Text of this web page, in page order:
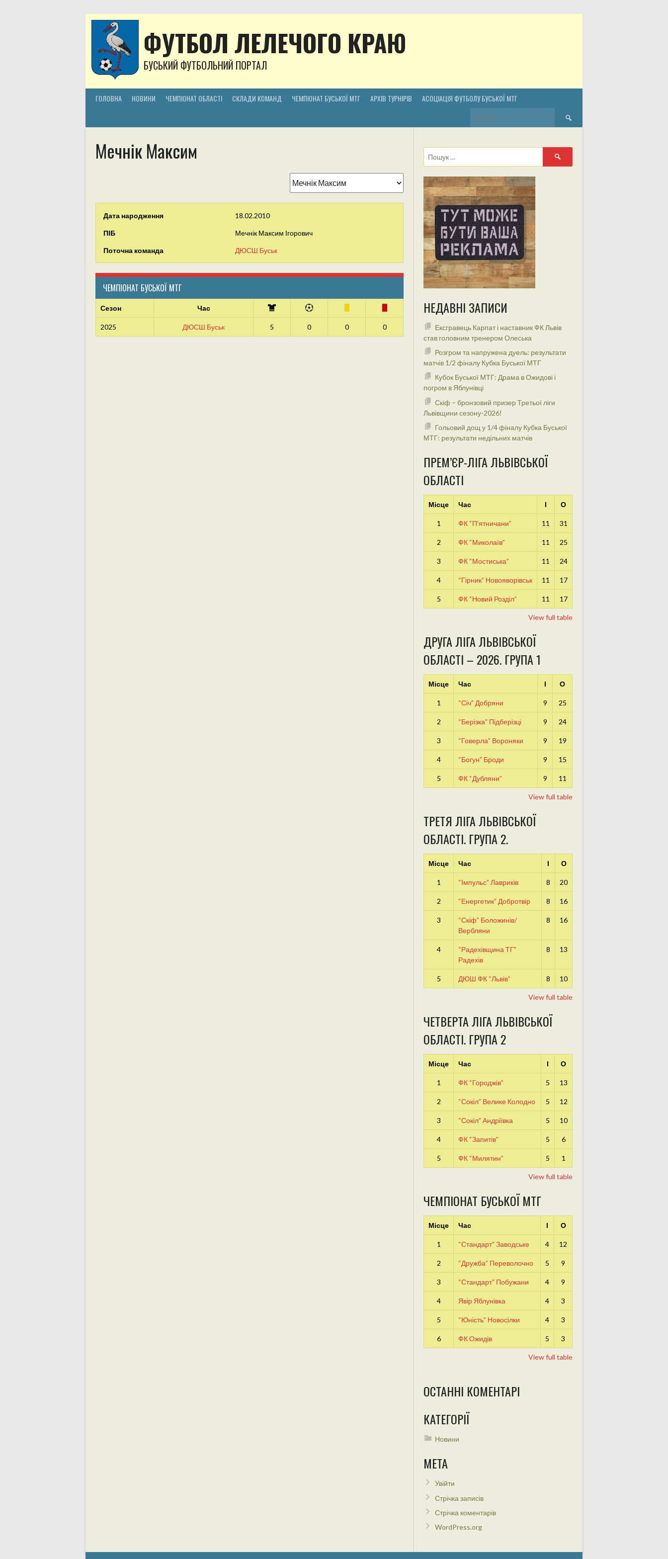
ФУТБОЛ ЛЕЛЕЧОГО КРАЮ
БУСЬКИЙ ФУТБОЛЬНИЙ ПОРТАЛ
ГОЛОВНА НОВИНИ ЧЕМПІОНАТ ОБЛАСТІ СКЛАДИ КОМАНД ЧЕМПІОНАТ БУСЬКОЇ МТГ АРХІВ ТУРНІРІВ АСОЦІАЦІЯ ФУТБОЛУ БУСЬКОЇ МТГ
Пошук:
Мечнік Максим
Дата народження 18.02.2010
ПІБ Мечнік Максим Ігорович
Поточна команда ДЮСШ Буськ
ЧЕМПІОНАТ БУСЬКОЇ МТГ
Сезон Час
2025 ДЮСШ Буськ 5 0 0 0
Пошук:
НЕДАВНІ ЗАПИСИ
Ексгравець Карпат і наставник ФК Львів
став головним тренером Олеська
Розгром та напружена дуель: результати
матчів 1/2 фіналу Кубка Буської МТГ
Кубок Буської МТГ: Драма в Ожидові і
погром в Яблунівці
Скіф – бронзовий призер Третьої ліги
Львівщини сезону-2026!
Гольовий дощ у 1/4 фіналу Кубка Буської
МТГ: результати недільних матчів
ПРЕМ’ЄР-ЛІГА ЛЬВІВСЬКОЇ
ОБЛАСТІ
Місце Час І О
1 ФК “П’ятничани” 11 31
2 ФК “Миколаїв” 11 25
3 ФК “Мостиська” 11 24
4 “Гірник” Новояворівськ 11 17
5 ФК “Новий Розділ” 11 17
View full table
ДРУГА ЛІГА ЛЬВІВСЬКОЇ
ОБЛАСТІ – 2026. ГРУПА 1
Місце Час І О
1 “Січ” Добряни 9 25
2 “Берізка” Підберізці 9 24
3 “Говерла” Вороняки 9 19
4 “Богун” Броди 9 15
5 ФК “Дубляни” 9 11
View full table
ТРЕТЯ ЛІГА ЛЬВІВСЬКОЇ
ОБЛАСТІ. ГРУПА 2.
Місце Час І О
1 “Імпульс” Лавриків 8 20
2 “Енергетик” Добротвір 8 16
3
“Скіф” Боложинів/
Вербляни
8 16
4
“Радехівщина ТГ”
Радехів
8 13
5 ДЮШ ФК “Львів” 8 10
View full table
ЧЕТВЕРТА ЛІГА ЛЬВІВСЬКОЇ
ОБЛАСТІ. ГРУПА 2
Місце Час І О
1 ФК “Городжів” 5 13
2 “Сокіл” Велике Колодно 5 12
3 “Сокіл” Андріївка 5 10
4 ФК “Запитів” 5 6
5 ФК “Милятин” 5 1
View full table
ЧЕМПІОНАТ БУСЬКОЇ МТГ
Місце Час І О
1 “Стандарт” Заводське 4 12
2 “Дружба” Переволочно 5 9
3 “Стандарт” Побужани 4 9
4 Явір Яблунівка 4 3
5 “Юність” Новосілки 4 3
6 ФК Ожидів 5 3
View full table
ОСТАННІ КОМЕНТАРІ
КАТЕГОРІЇ
Новини
МЕТА
Увійти
Стрічка записів
Стрічка коментарів
WordPress.org